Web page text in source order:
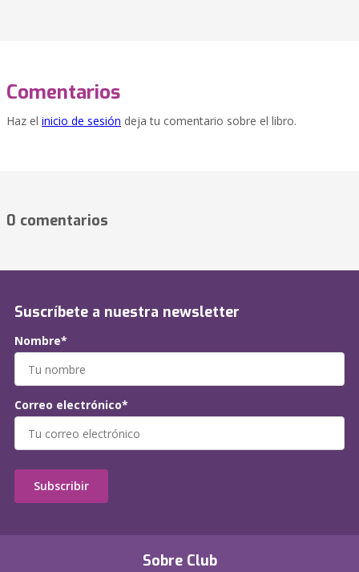
Comentarios
Haz el inicio de sesión deja tu comentario sobre el libro.
0 comentarios
Sobre Club
Suscríbete a nuestra newsletter
Nombre*
Correo electrónico*
Subscribir